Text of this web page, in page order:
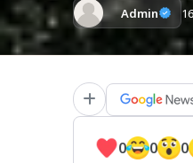
Admin
0 0 0